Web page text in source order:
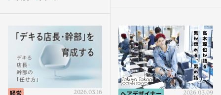
経営 2026.03.16 ヘアデザイナー 2026.03.09